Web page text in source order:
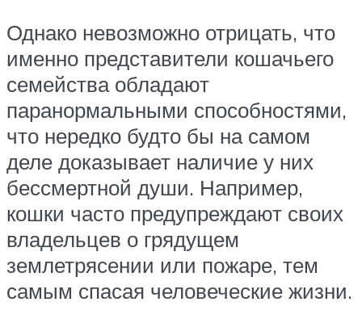
Однако невозможно отрицать, что
именно представители кошачьего
семейства обладают
паранормальными способностями,
что нередко будто бы на самом
деле доказывает наличие у них
бессмертной души. Например,
кошки часто предупреждают своих
владельцев о грядущем
землетрясении или пожаре, тем
самым спасая человеческие жизни.